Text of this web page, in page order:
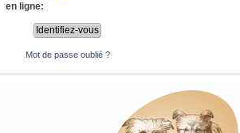
en ligne:
Mot de passe oublié ?